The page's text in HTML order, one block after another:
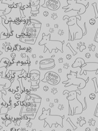
آدی کت
آروماتیش
پتچی گربه
پرسا گربه
پتیوم گربه
تاپت گربه
پولر گربه
دیکاکو گربه
رداسپرینگ